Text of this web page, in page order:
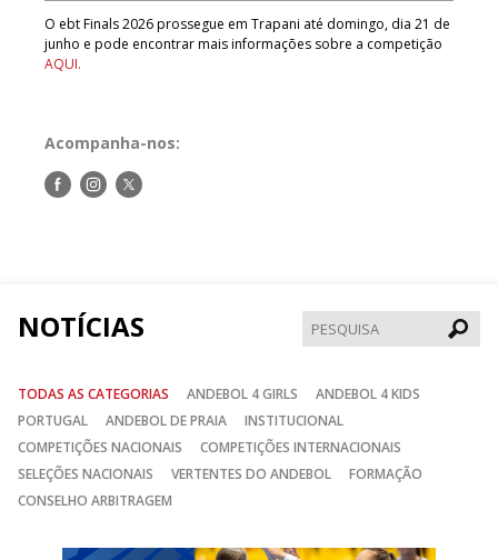
O ebt Finals 2026 prossegue em Trapani até domingo, dia 21 de
junho e pode encontrar mais informações sobre a competição
AQUI.
Acompanha-nos:
Siga-Siga-Siga-
NOTÍCIAS
TODAS AS CATEGORIAS ANDEBOL 4 GIRLS
ANDEBOL 4 KIDS
PORTUGAL
ANDEBOL DE PRAIA
INSTITUCIONAL
COMPETIÇÕES NACIONAIS
COMPETIÇÕES INTERNACIONAIS
SELEÇÕES NACIONAIS
VERTENTES DO ANDEBOL
FORMAÇÃO
CONSELHO ARBITRAGEM